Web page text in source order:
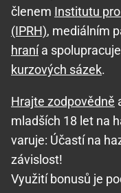
členem Institutu
(IPRH), mediálním
hranía
kurzových sázek.
Hrajte zodpovědně
mladších 18 let na
varuje: Účastí na
závislost!
Využití bonusů je